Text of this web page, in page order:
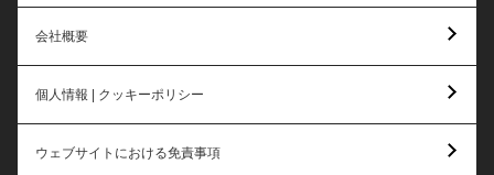
会社概要
個人情報 | クッキーポリシー
ウェブサイトにおける免責事項